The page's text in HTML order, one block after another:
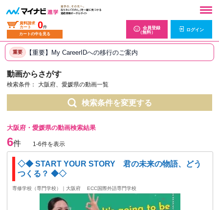
資料請求
カート
0件
カートの中を見る
会員登録
（無料）
ログイン
重要 【重要】My CareerIDへの移行のご案内
動画からさがす
検索条件： 大阪府、愛媛県の動画一覧
検索条件を変更する
大阪府・愛媛県の動画検索結果
6件 1-6件を表示
◇◆ START YOUR STORY 君の未来の物語、どう
つくる？ ◆◇
専修学校（専門学校）｜大阪府 ECC国際外語専門学校